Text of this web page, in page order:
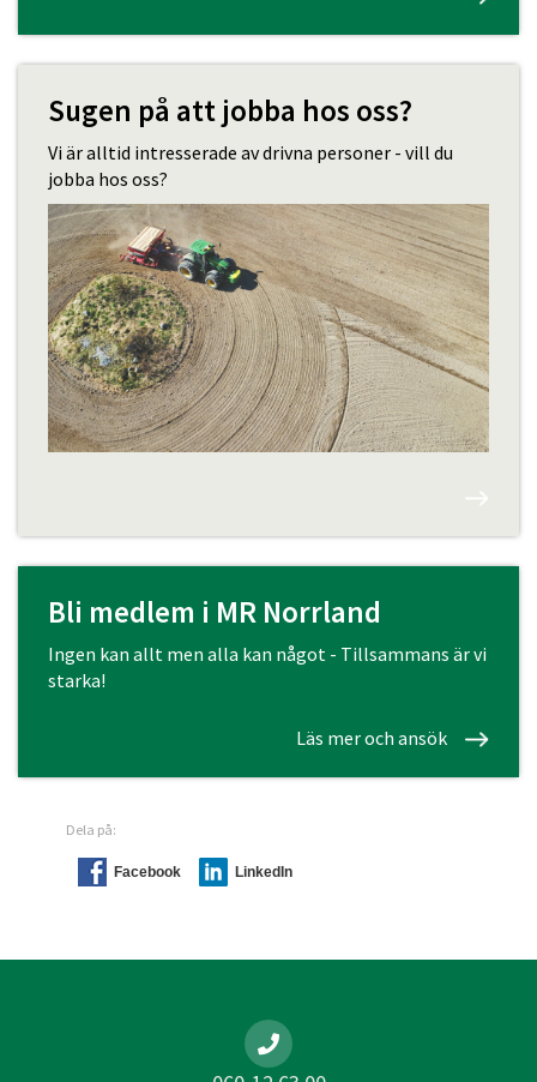
Sugen på att jobba hos oss?
Vi är alltid intresserade av drivna personer - vill du
jobba hos oss?
Bli medlem i MR Norrland
Ingen kan allt men alla kan något - Tillsammans är vi
starka!
Läs mer och ansök
Dela på:
Facebook LinkedIn